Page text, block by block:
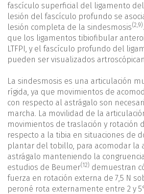
fascículo superficial del ligamento
lesión del fascículo profundo se
lesión completa de la sindesmosis(2,9)
que los ligamentos tibiofibular
LTFPI, y el fascículo profundo del
pueden ser visualizados
La sindesmosis es una articulación
rígida, ya que movimientos de
con respecto al astrágalo son
marcha. La movilidad de la
movimientos de traslación y rotación
respecto a la tibia en situaciones de
plantar del tobillo, para acomodar la
astrágalo manteniendo la
estudios de Beumer(12) demuestran
fuerza en rotación externa de 7,5 N
peroné rota externamente entre 2 y